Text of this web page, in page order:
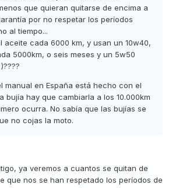
que quieran quitarse de encima a
por no respetar los períodos
al tiempo...
aceite cada 6000 km, y usan un 10w40,
5000km, o seis meses y un 5w50
manual en España está hecho con el
bujía hay que cambiarla a los 10.000km
ocurra. No sabía que las bujías se
no cojas la moto.
ya veremos a cuantos se quitan de
que nos se han respetado los períodos de